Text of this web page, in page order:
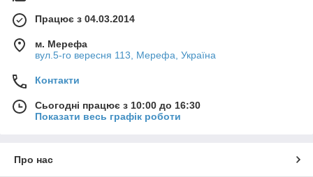
Працює з 04.03.2014
м. Мерефа
вул.5-го вересня 113, Мерефа, Україна
Контакти
Сьогодні працює з 10:00 до 16:30
Показати весь графік роботи
Про нас